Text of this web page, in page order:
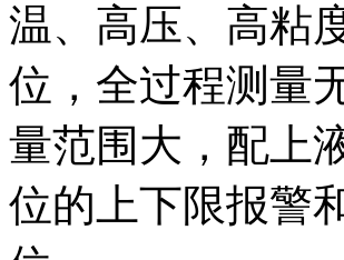
温、高压、高粘
位，全过程测量
量范围大，配上
位的上下限报警